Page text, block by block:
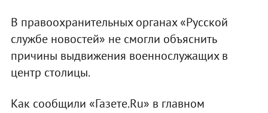
В правоохранительных органах «Русской
службе новостей» не смогли объяснить
причины выдвижения военнослужащих в
центр столицы.
Как сообщили «Газете.Ru» в главном